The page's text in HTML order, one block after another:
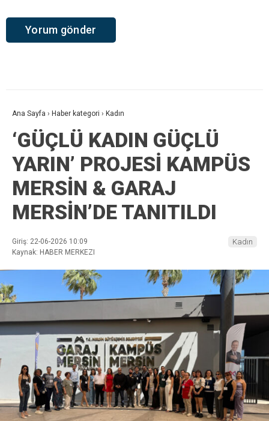
Ana Sayfa › Haber kategori › Kadın
‘GÜÇLÜ KADIN GÜÇLÜ
YARIN’ PROJESİ KAMPÜS
MERSİN & GARAJ
MERSİN’DE TANITILDI
Giriş: 22-06-2026 10:09
Kaynak: HABER MERKEZI
Kadın